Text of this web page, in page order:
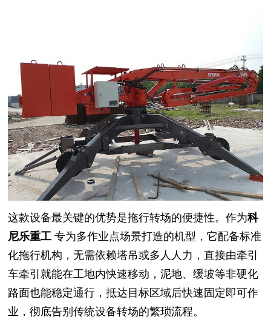
这款设备最关键的优势是拖行转场的便捷性。作为科
尼乐重工 专为多作业点场景打造的机型，它配备标准
化拖行机构，无需依赖塔吊或多人人力，直接由牵引
车牵引就能在工地内快速移动，泥地、缓坡等非硬化
路面也能稳定通行，抵达目标区域后快速固定即可作
业，彻底告别传统设备转场的繁琐流程。